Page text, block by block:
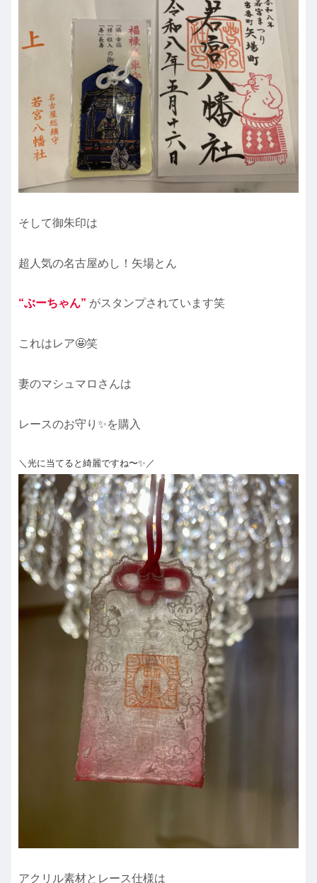
そして御朱印は
超人気の名古屋めし！矢場とん
“ぶーちゃん” がスタンプされています笑
これはレア🤩笑
妻のマシュマロさんは
レースのお守り✨を購入
＼光に当てると綺麗ですね〜✨／
アクリル素材とレース仕様は